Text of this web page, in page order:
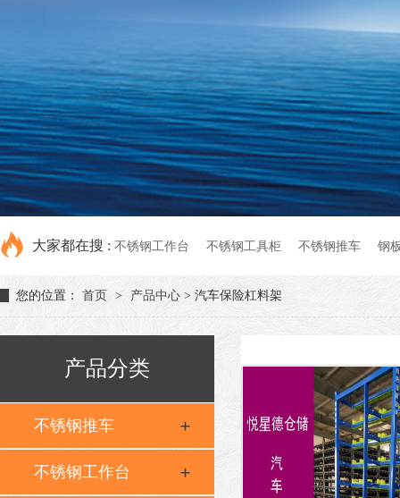
大家都在搜 : 不锈钢工作台 不锈钢工具柜 不锈钢推车 钢
您的位置： 首页 > 产品中心 > 汽车保险杠料架
产品分类
不锈钢推车
不锈钢工作台